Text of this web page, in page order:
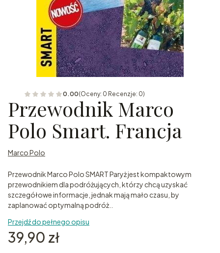
0.00(Oceny: 0 Recenzje: 0)
Przewodnik Marco
Polo Smart. Francja
Marco Polo
Przewodnik Marco Polo SMART Paryż jest kompaktowym
przewodnikiem dla podróżujących, którzy chcą uzyskać
szczegółowe informacje, jednak mają mało czasu, by
zaplanować optymalną podróż..
Przejdź do pełnego opisu
Cena
39,90 zł